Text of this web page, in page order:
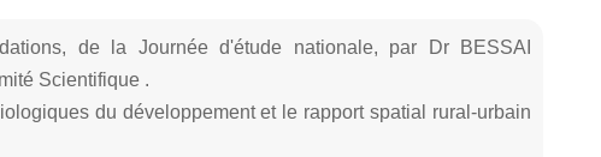
de la Journée d'étude nationale, par Dr BESSAI
Scientifique .
du développement et le rapport spatial rural-urbain